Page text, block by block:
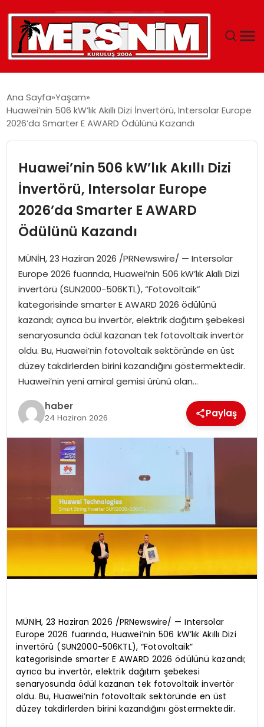
YAŞAM
SAĞLIK
EĞITIM
EKONOMI
MAGAZIN
DÜNYA
OTOMOBIL
Ana Sayfa Yaşam
Huawei’nin 506 kW’lık Akıllı Dizi İnvertörü, Intersolar Europe
2026’da Smarter E AWARD Ödülünü Kazandı
Huawei’nin 506 kW’lık Akıllı Dizi
İnvertörü, Intersolar Europe
2026’da Smarter E AWARD
Ödülünü Kazandı
MÜNİH, 23 Haziran 2026 /PRNewswire/ — Intersolar
Europe 2026 fuarında, Huawei’nin 506 kW’lık Akıllı Dizi
invertörü (SUN2000-506KTL), “Fotovoltaik”
kategorisinde smarter E AWARD 2026 ödülünü
kazandı; ayrıca bu invertör, elektrik dağıtım şebekesi
senaryosunda ödül kazanan tek fotovoltaik invertör
oldu. Bu, Huawei’nin fotovoltaik sektöründe en üst
düzey takdirlerden birini kazandığını göstermektedir.
Huawei’nin yeni amiral gemisi ürünü olan…
haber
24 Haziran 2026 Paylaş
MÜNİH, 23 Haziran 2026 /PRNewswire/ — Intersolar
Europe 2026 fuarında, Huawei’nin 506 kW’lık Akıllı Dizi
invertörü (SUN2000-506KTL), “Fotovoltaik”
kategorisinde smarter E AWARD 2026 ödülünü kazandı;
ayrıca bu invertör, elektrik dağıtım şebekesi
senaryosunda ödül kazanan tek fotovoltaik invertör
oldu. Bu, Huawei’nin fotovoltaik sektöründe en üst
düzey takdirlerden birini kazandığını göstermektedir.